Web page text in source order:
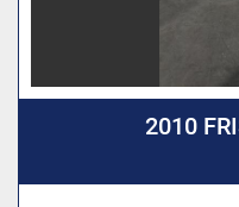
2010